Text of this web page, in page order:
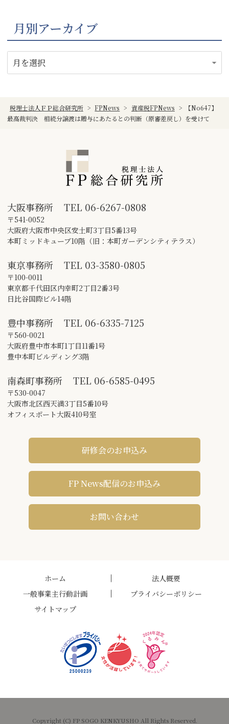
月別アーカイブ
税理士法人ＦＰ総合研究所 > FPNews > 資産税FPNews >
【No647】
最高裁判決 相続分譲渡は贈与にあたるとの判断（原審差戻し）を受けて
大阪事務所 TEL 06-6267-0808
〒541-0052
大阪府大阪市中央区安土町3丁目5番13号
本町ミッドキューブ10階（旧：本町ガーデンシティテラス）
東京事務所 TEL 03-3580-0805
〒100-0011
東京都千代田区内幸町2丁目2番3号
日比谷国際ビル14階
豊中事務所 TEL 06-6335-7125
〒560-0021
大阪府豊中市本町1丁目11番1号
豊中本町ビルディング3階
南森町事務所 TEL 06-6585-0495
〒530-0047
大阪市北区西天満3丁目5番10号
オフィスポート大阪410号室
研修会のお申込み
FP News配信のお申込み
お問い合わせ
ホーム
法人概要
一般事業主行動計画
プライバシーポリシー
サイトマップ
Copyright (C) FP SOGO KENKYUSHO All Rights Reserved.